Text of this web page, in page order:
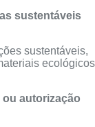
sustentáveis
sustentáveis,
ecológicos
ou autorização